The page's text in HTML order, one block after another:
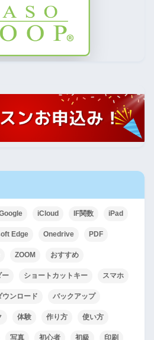
iCloud IF関数 iPad
Edge Onedrive PDF
ZOOM おすすめ
ー ショートカットキー スマホ
ウンロード バックアップ
体験 作り方 使い方
写真 初心者 初級 印刷